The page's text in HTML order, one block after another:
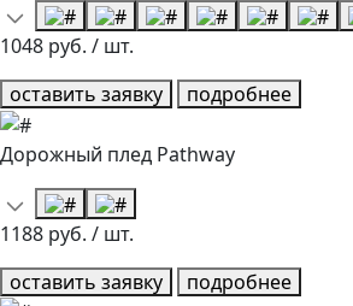
1048 руб. / шт.
оставить заявку
подробнее
Дорожный плед Pathway
1188 руб. / шт.
оставить заявку
подробнее